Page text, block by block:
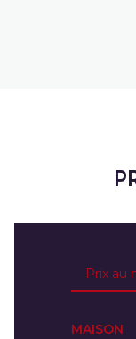
Prix au
MAISON